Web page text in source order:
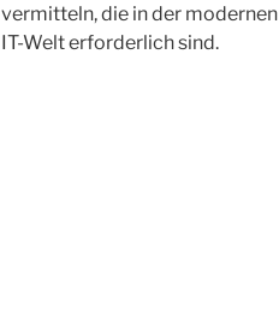
vermitteln, die in der modernen
IT-Welt erforderlich sind.